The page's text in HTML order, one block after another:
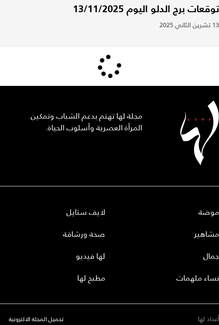
توقعات برج الدلو اليوم 13/11/2025
13 تشرين الثاني 2025
مجلة لها تهتم بدعم الشباب وتمكين
المرأة العصرية وأسلوب الحياة.
موضة
مشاهير
جمال
نساء ملهمات
لايف ستايل
صحة ورشاقة
لها فيديو
مطبخ لها
أعداد لها
تحميل المجلة الاكترونية